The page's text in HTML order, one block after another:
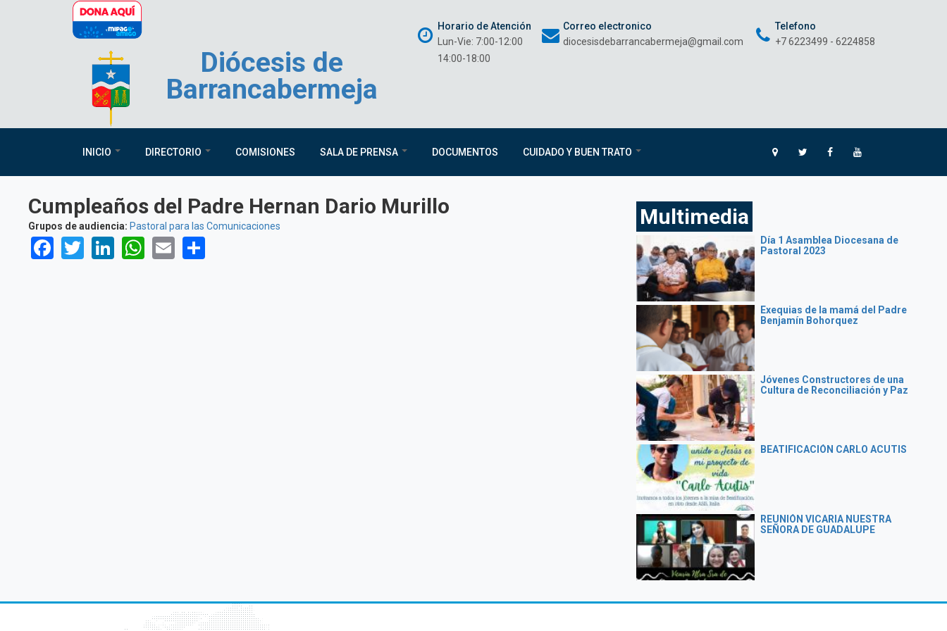
Pasar al contenido principal
Diócesis de
Barrancabermeja
Horario de Atención
Lun-Vie: 7:00-12:00
14:00-18:00
Correo electronico
diocesisdebarrancabermeja@gmail.com
Telefono
+7 6223499 - 6224858
INICIO DIRECTORIO COMISIONES SALA DE PRENSA DOCUMENTOS CUIDADO Y BUEN TRATO
Cumpleaños del Padre Hernan Dario Murillo
Grupos de audiencia: Pastoral para las Comunicaciones
Facebook
TwitterLinkedIn
WhatsApp
Email
Multimedia
Día 1 Asamblea Diocesana de
Pastoral 2023
Exequias de la mamá del Padre
Benjamín Bohorquez
Jóvenes Constructores de una
Cultura de Reconciliación y Paz
BEATIFICACIÓN CARLO ACUTIS
REUNIÓN VICARIA NUESTRA
SEÑORA DE GUADALUPE